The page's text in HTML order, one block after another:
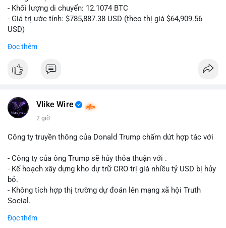
- Khối lượng di chuyển: 12.1074 BTC
- Giá trị ước tính: $785,887.38 USD (theo thị giá $64,909.56
USD)
Khối lượng 12.1 BTC tương đương gần 786 nghìn USD được di
Động thái này có thể là bước chuẩn bị thanh khoản để bán ra,
hoặc tái phân bổ tài sản giữa các ví nóng nhằm tối ưu phí giao
thấy cá voi đang thăm dò thanh khoản thị trường trước khi có
Lời khuyên cho nhà đầu tư nhỏ lẻ: Theo dõi xác nhận giao dịch
và dòng tiền tiếp theo từ ví nguồn. Khối lượng này chưa đủ tạo
áp lực bán mạnh, nhưng nếu xuất hiện thêm 2-3 giao dịch
tương tự trong 24 giờ tới, khả năng cao là sóng điều chỉnh
ở vùng giá hiện tại.
Đọc thêm
Vlike Wire
2 giờ
Công ty truyền thông của Donald Trump chấm dứt hợp tác với
- Công ty của ông Trump sẽ hủy thỏa thuận với .
- Kế hoạch xây dựng kho dự trữ CRO trị giá nhiều tỷ USD bị hủy
bỏ.
- Không tích hợp thị trường dự đoán lên mạng xã hội Truth
Social.
#binancesquare
Đọc thêm